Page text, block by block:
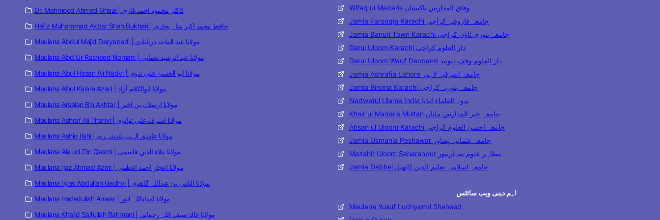
Dr. Mahmood Ahmad Ghazi | ڈاکٹر محمود احمد غازی
Hafiz Muhammad Akbar Shah Bukhari | حافظ محمد اکبر شاہ بخاری
Maulana Abdul Majid Daryabadi | مولانا عبد الماجد دریابادی
Maulana Abd Ur Rasheed Nomani | مولانا عبد الرشید نعمانی
Maulana Abul Hasan Ali Nadvi | مولانا ابو الحسن علی ندوی
Maulana Abul Kalam Azad | مولانا ابوالکلام آزاد
Maulana Arsalan Bin Akhtar | مولانا ارسلان بن اختر
Maulana Ashraf Ali Thanvi | مولانا اشرف علی تھانوی
Maulana Ashiq Ilahi | مولانا عاشق الہی بلندشہری
Maulana Ala ud Din Qasmi | مولانا علاء الدین قاسمی
Maulana Ijaz Ahmad Azmi | مولانا اعجاز احمد اعظمی
Maulana Ilyas Abdullah Gadhvi | مولانا الیاس بن عبداللہ گڈھوی
Maulana Imdadullah Anwar | مولانا امداداللہ انور
Maulana Khalid Saifullah Rahmani | مولانا خالد سیف اللہ رحمانی
Wifaq ul Madaris وفاق المدارس پاکستان
Jamia Farooqia Karachi جامعہ فاروقیہ کراچی
Jamia Banuri Town Karachi جامعہ بنوری ٹاؤن کراچی
Darul Uloom Karachi دار العلوم کراچی
Darul Uloom Waqf Deoband دار العلوم وقف دیوبند
Jamia Ashrafia Lahore جامعہ اشرفیہ لاہور
Jamia Binoria Karachi جامعہ بنوریہ کراچی
Nadwatul Ulama India ندوۃ العلماء انڈیا
Khair ul Madaris Multan جامعہ خیر المدارس ملتان
Ahsan ul Uloom Karachi جامعہ احسن العلوم کراچی
Jamia Usmania Peshawar جامعہ عثمانیہ پشاور
Mazahir Uloom Saharanpur مظاہر علوم سہارنپور
Jamia Dabhel جامعہ اسلامیہ تعلیم الدین ڈابھیل
اہم دینی ویب سائٹس
Maulana Yusuf Ludhyanvi Shaheed